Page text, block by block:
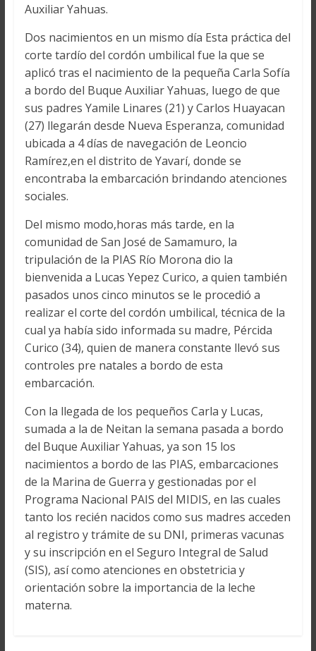
Auxiliar Yahuas.
Dos nacimientos en un mismo día Esta práctica del
corte tardío del cordón umbilical fue la que se
aplicó tras el nacimiento de la pequeña Carla Sofía
a bordo del Buque Auxiliar Yahuas, luego de que
sus padres Yamile Linares (21) y Carlos Huayacan
(27) llegarán desde Nueva Esperanza, comunidad
ubicada a 4 días de navegación de Leoncio
Ramírez,en el distrito de Yavarí, donde se
encontraba la embarcación brindando atenciones
sociales.
Del mismo modo,horas más tarde, en la
comunidad de San José de Samamuro, la
tripulación de la PIAS Río Morona dio la
bienvenida a Lucas Yepez Curico, a quien también
pasados unos cinco minutos se le procedió a
realizar el corte del cordón umbilical, técnica de la
cual ya había sido informada su madre, Pércida
Curico (34), quien de manera constante llevó sus
controles pre natales a bordo de esta
embarcación.
Con la llegada de los pequeños Carla y Lucas,
sumada a la de Neitan la semana pasada a bordo
del Buque Auxiliar Yahuas, ya son 15 los
nacimientos a bordo de las PIAS, embarcaciones
de la Marina de Guerra y gestionadas por el
Programa Nacional PAIS del MIDIS, en las cuales
tanto los recién nacidos como sus madres acceden
al registro y trámite de su DNI, primeras vacunas
y su inscripción en el Seguro Integral de Salud
(SIS), así como atenciones en obstetricia y
orientación sobre la importancia de la leche
materna.